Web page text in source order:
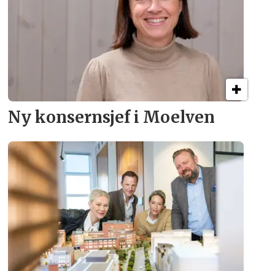
Ny konsern­sjef i Moelven